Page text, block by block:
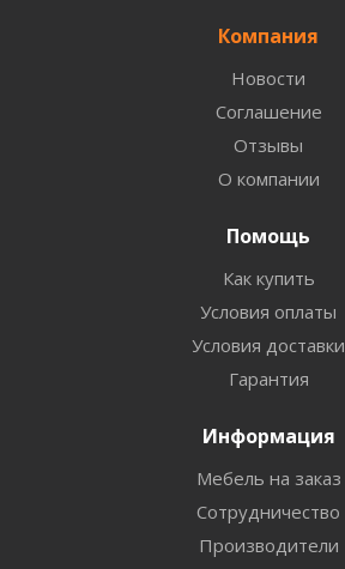
Компания
Новости
Соглашение
Отзывы
О компании
Помощь
Как купить
Условия оплаты
Условия доставки
Гарантия
Информация
Мебель на заказ
Сотрудничество
Производители